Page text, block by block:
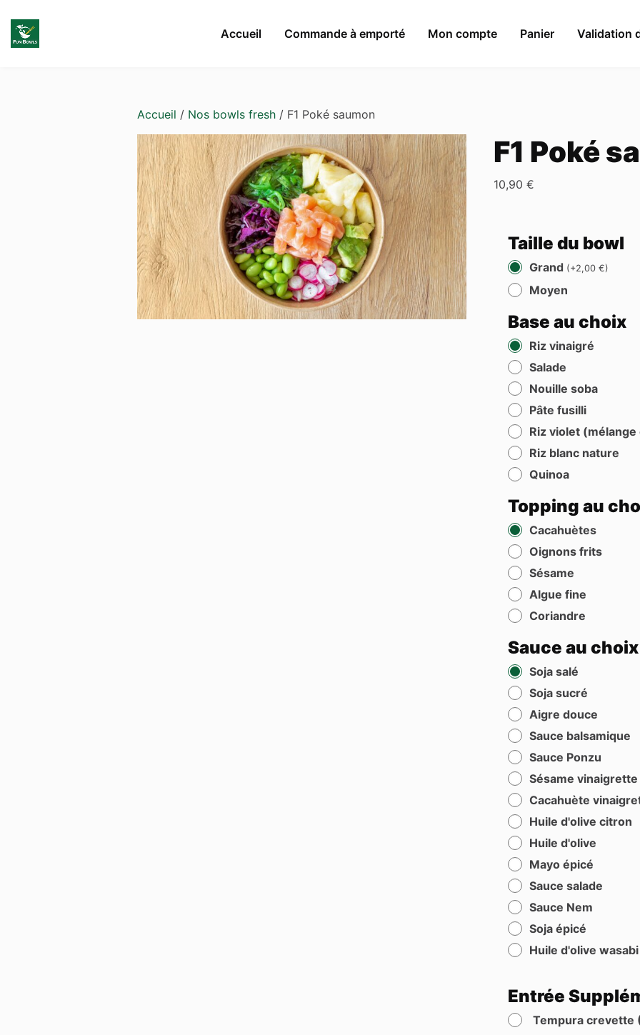
Accueil
Commande à emporté Mon compte Panier Validation
Accueil / Nos bowls fresh / F1 Poké saumon
F1 Poké
10,90€
Taille du bowl
Grand (+2,00€)
Moyen
Base au choix
Riz vinaigré
Salade
Nouille soba
Pâte fusilli
Riz violet
Riz blanc nature
Quinoa
Topping au
Cacahuètes
Oignons frits
Sésame
Algue fine
Coriandre
Sauce au choix
Soja salé
Soja sucré
Aigre douce
Sauce balsamique
Sauce Ponzu
Sésame vinaigrette
Cacahuète
Huile d'olive citron
Huile d'olive
Mayo épicé
Sauce salade
Sauce Nem
Soja épicé
Huile d'olive wasabi
Entrée
Tempura